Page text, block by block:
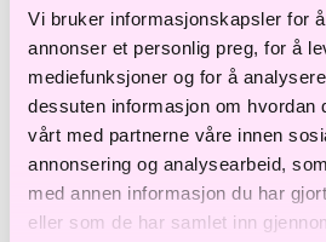
Vi bruker informasjonskapsler for
annonser et personlig preg, for å
mediefunksjoner og for å
dessuten informasjon om hvordan
vårt med partnerne våre innen
annonsering og analysearbeid,
med annen informasjon du har
eller som de har samlet inn
konkurranseloven. Kan
kaste lys over hvilke typer
informasjonsdeling
hindre at finner sted?
Professor Erling